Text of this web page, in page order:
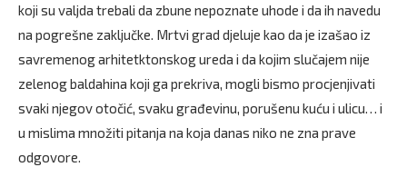
koji su valjda trebali da zbune nepoznate uhode i da ih navedu
na pogrešne zaključke. Mrtvi grad djeluje kao da je izašao iz
savremenog arhitetktonskog ureda i da kojim slučajem nije
zelenog baldahina koji ga prekriva, mogli bismo procjenjivati
svaki njegov otočić, svaku građevinu, porušenu kuću i ulicu… i
u mislima množiti pitanja na koja danas niko ne zna prave
odgovore.